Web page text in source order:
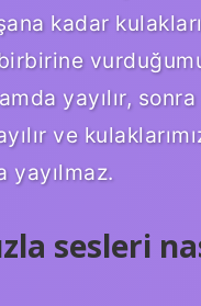
kadar
yayılır,
ve
yayılmaz.
sesleri